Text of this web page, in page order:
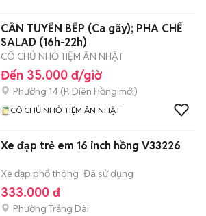
CẦN TUYỂN BẾP (Ca gãy); PHA CHẾ
SALAD (16h-22h)
CÔ CHỦ NHỎ TIỆM ĂN NHẬT
Đến 35.000 đ/giờ
Phường 14 (P. Diên Hồng mới)
CÔ CHỦ NHỎ TIỆM ĂN NHẬT
Xe đạp trẻ em 16 inch hồng V33226
Xe đạp phổ thông Đã sử dụng
333.000 đ
Phường Trảng Dài